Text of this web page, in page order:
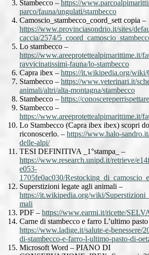
Stambecco – https://
parco/fauna/ungulati/stambecco
Camoscio_stambecco_coord_sett copia –
https://www.provinciasondrio.it/sites/
caccia/2574/
Lo stambecco –
https://www.areeprotettealpimarittime.it/
ravvicinatissimi-fauna/lo-stambecco
Capra ibex – https://it.wikipedia.org/wiki/
Stambecco – https://www.veterinari.it/
animali/altri/alta-montagna/stambecco
Stambecco – https://
Stambecco –
https://www.areeprotettealpimarittime.it/
Lo Stambecco (Capra ibex ibex) scopri
riconoscerlo. – https://www.halo-
delle-alpi/
TESI DEFINITIVA _1°stampa_ –
https://www.research.unipd.it/retrieve/
e053-
1705fe0ac030/
Superstizioni legate agli animali –
https://it.wikipedia.org/wiki/
mali
PDF – https://www.earmi.it/ricette/
Carne di stambecco e farro L’ultimo
https://www.ladige.it/salute-e-benessere/
di-stambecco-e-farro-l-ultimo-pasto-di-
Microsoft Word – PIANO DI